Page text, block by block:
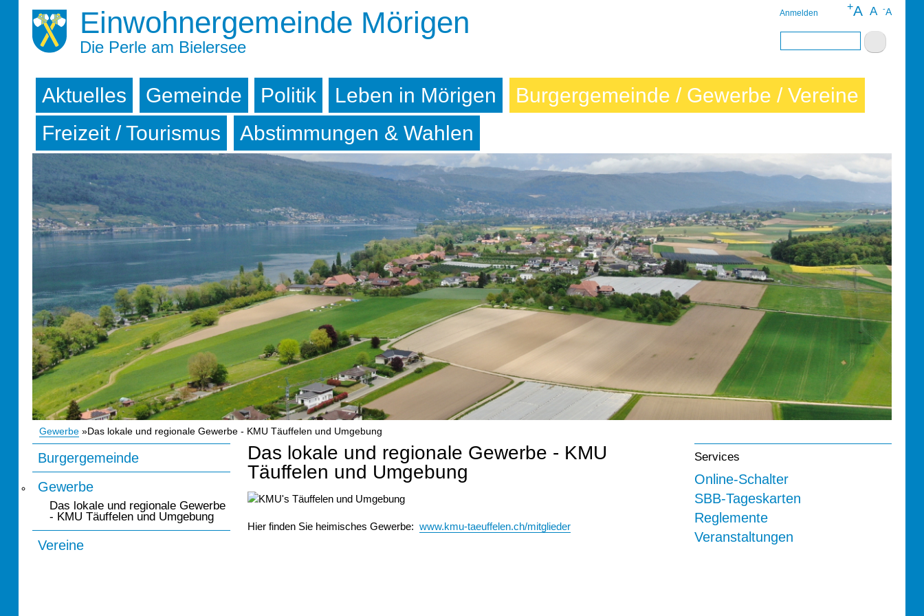
zum
Einwohnergemeinde Mörigen
Die Perle am Bielersee
-A
A
+A
Anmelden
Suche
Aktuelles Gemeinde Politik Leben in Mörigen
Burgergemeinde / Gewerbe / Vereine
Freizeit / Tourismus
Abstimmungen & Wahlen
Pfadnavigation
Gewerbe Das lokale und regionale Gewerbe - KMU Täuffelen und Umgebung
Das lokale und regionale Gewerbe - KMU
Täuffelen und Umgebung
Hier finden Sie heimisches Gewerbe: www.kmu-taeuffelen.ch/mitglieder
Unternavigation
Burgergemeinde
Gewerbe
Das lokale und regionale Gewerbe
- KMU Täuffelen und Umgebung
Vereine
Services
Online-Schalter
SBB-Tageskarten
Reglemente
Veranstaltungen